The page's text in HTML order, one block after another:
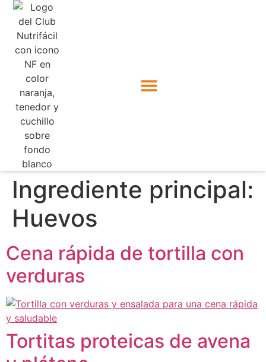
Ingrediente principal:
Huevos
Cena rápida de tortilla con
verduras
Tortitas proteicas de avena